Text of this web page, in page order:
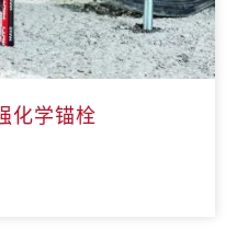
化学锚栓